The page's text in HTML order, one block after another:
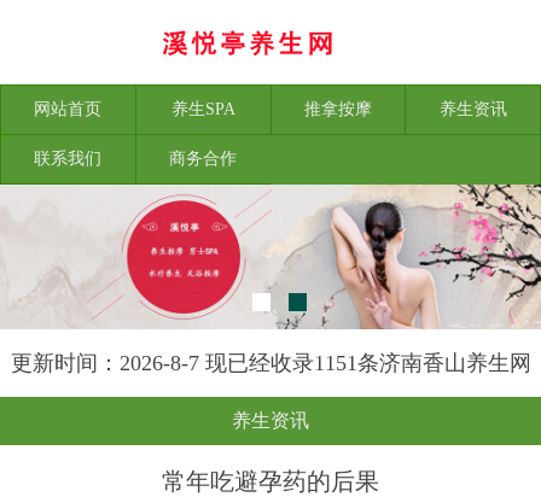
网站首页 养生SPA 推拿按摩 养生资讯
联系我们 商务合作
更新时间：2026-8-7 现已经收录1151条济南香山养生网
信息
养生资讯
常年吃避孕药的后果